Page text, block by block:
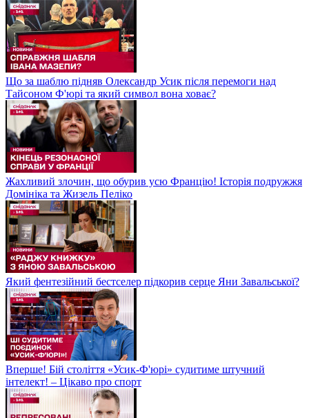
Що за шаблю підняв Олександр Усик після перемоги над
Тайсоном Ф'юрі та який символ вона ховає?
Жахливий злочин, що обурив усю Францію! Історія подружжя
Домініка та Жизель Пеліко
Який фентезійний бестселер підкорив серце Яни Завальської?
Вперше! Бій століття «Усик-Ф'юрі» судитиме штучний
інтелект! – Цікаво про спорт